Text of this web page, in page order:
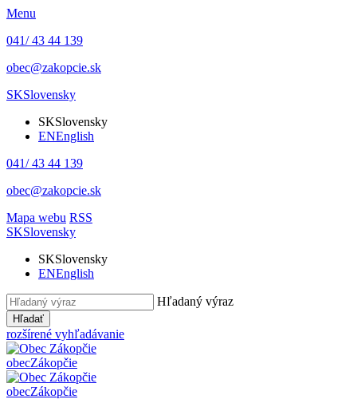
Menu
041/ 43 44 139
obec@zakopcie.sk
SKSlovensky
SKSlovensky
ENEnglish
041/ 43 44 139
obec@zakopcie.sk
Mapa webu RSS
SKSlovensky
SKSlovensky
ENEnglish
Hľadaný výraz
Hľadať
rozšírené vyhľadávanie
obecZákopčie
obecZákopčie